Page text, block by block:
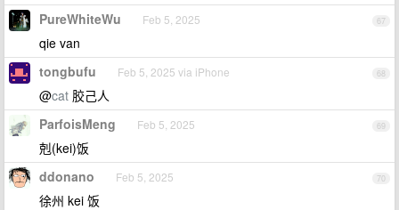
67
PureWhiteWu Feb 5, 2025
qie van
68
tongbufu Feb 5, 2025 via iPhone
@cat 胶己人
69
ParfoisMeng Feb 5, 2025
剋(kei)饭
70
ddonano Feb 5, 2025
徐州 kei 饭